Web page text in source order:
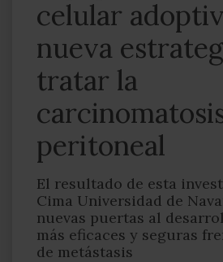
celular
nueva
tratar la
peritoneal
El resultado de esta
Cima Universidad de
nuevas puertas al
más eficaces y seguras
de metástasis